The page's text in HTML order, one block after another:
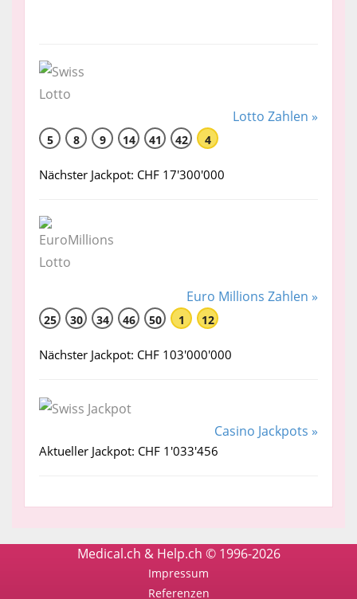
Lotto Zahlen »
5 8 9 14 41 42 4
Nächster Jackpot: CHF 17'300'000
Euro Millions Zahlen »
25 30 34 46 50 1 12
Nächster Jackpot: CHF 103'000'000
Casino Jackpots »
Aktueller Jackpot: CHF 1'033'456
Medical.ch & Help.ch © 1996-2026
Impressum
Referenzen